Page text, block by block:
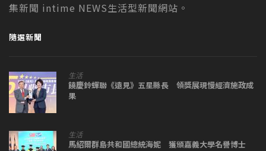
集新聞 intime NEWS生活型新聞網站。
隨選新聞
生活
饒慶鈴蟬聯《遠見》五星縣長 領獎展現慢經濟施政成
果
生活
馬紹爾群島共和國總統海妮 獲頒嘉義大學名譽博士